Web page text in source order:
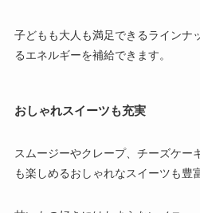
子どもも大人も満足できるラインナ
るエネルギーを補給できます。
おしゃれスイーツも充実
スムージーやクレープ、チーズケー
も楽しめるおしゃれなスイーツも豊